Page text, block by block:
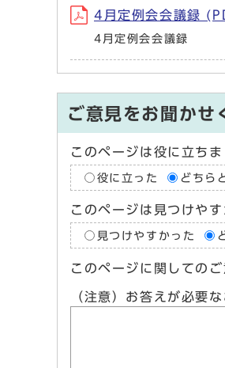
4月定例会会議録
4月定例会会議録
ご意見をお聞かせ
このページは役に立ちま
役に立った どちら
このページは見つけや
見つけやすかった
このページに関しての
（注意）お答えが必要